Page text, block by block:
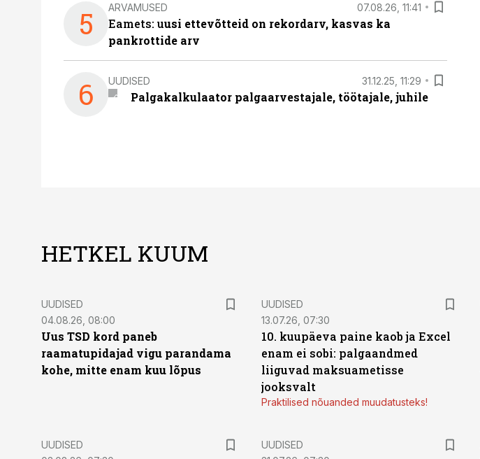
5 ARVAMUSED 07.08.26, 11:41
Eamets: uusi ettevõtteid on rekordarv, kasvas ka
pankrottide arv
6 UUDISED 31.12.25, 11:29
Palgakalkulaator palgaarvestajale, töötajale, juhile
HETKEL KUUM
UUDISED
04.08.26, 08:00
Uus TSD kord paneb
raamatupidajad vigu parandama
kohe, mitte enam kuu lõpus
UUDISED
13.07.26, 07:30
10. kuupäeva paine kaob ja Excel
enam ei sobi: palgaandmed
liiguvad maksuametisse
jooksvalt
Praktilised nõuanded muudatusteks!
UUDISED
UUDISED